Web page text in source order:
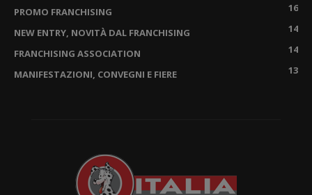
PROMO FRANCHISING
16
NEW ENTRY, NOVITÀ DAL FRANCHISING
14
FRANCHISING ASSOCIATION
14
MANIFESTAZIONI, CONVEGNI E FIERE
13